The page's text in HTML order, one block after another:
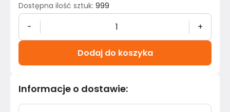
Dostępna ilość sztuk: 999
- +
Dodaj do koszyka
Informacje o dostawie: